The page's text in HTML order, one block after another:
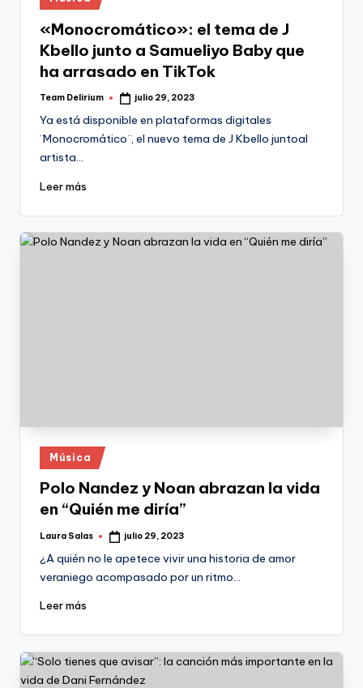
en
«Monocromático»: el tema de J
Kbello junto a Samueliyo Baby que
ha arrasado en TikTok
Publicado
Team Delirium julio 29, 2023
Ya está disponible en plataformas digitales
¨Monocromático¨, el nuevo tema de J Kbello juntoal
artista…
Leer más
Publicado
en
Música
Polo Nandez y Noan abrazan la vida
en “Quién me diría”
Publicado
Laura Salas julio 29, 2023
¿A quién no le apetece vivir una historia de amor
veraniego acompasado por un ritmo…
Leer más